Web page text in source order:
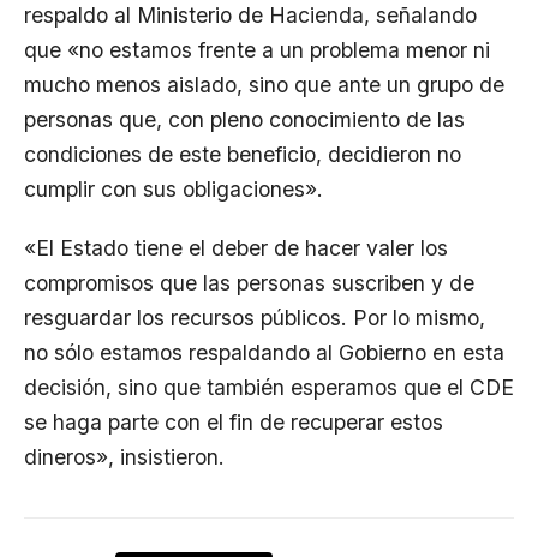
respaldo al Ministerio de Hacienda, señalando
que «no estamos frente a un problema menor ni
mucho menos aislado, sino que ante un grupo de
personas que, con pleno conocimiento de las
condiciones de este beneficio, decidieron no
cumplir con sus obligaciones».
«El Estado tiene el deber de hacer valer los
compromisos que las personas suscriben y de
resguardar los recursos públicos. Por lo mismo,
no sólo estamos respaldando al Gobierno en esta
decisión, sino que también esperamos que el CDE
se haga parte con el fin de recuperar estos
dineros», insistieron.